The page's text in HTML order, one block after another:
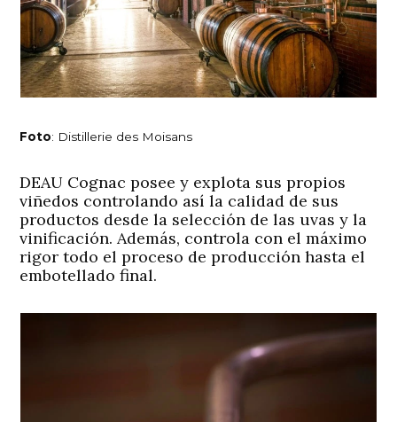
Foto: Distillerie des Moisans
DEAU Cognac posee y explota sus propios
viñedos controlando así la calidad de sus
productos desde la selección de las uvas y la
vinificación. Además, controla con el máximo
rigor todo el proceso de producción hasta el
embotellado final.